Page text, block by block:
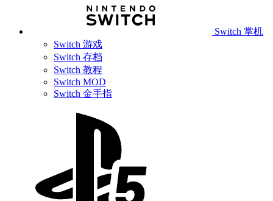
Switch 掌机
Switch 游戏
Switch 存档
Switch 教程
Switch MOD
Switch 金手指